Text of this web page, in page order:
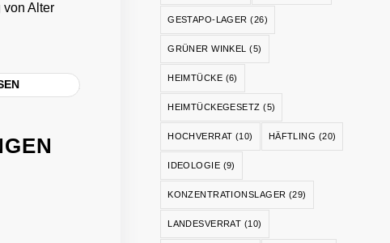
von Alter
GESTAPO-LAGER (26)
GRÜNER WINKEL (5)
HEIMTÜCKE (6)
HEIMTÜCKEGESETZ (5)
HOCHVERRAT (10) HÄFTLING (20)
IDEOLOGIE (9)
KONZENTRATIONSLAGER (29)
LANDESVERRAT (10)